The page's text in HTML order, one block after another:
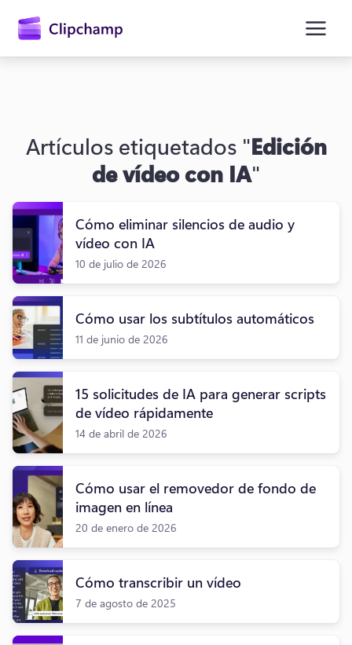
principal
Iniciar sesión
Artículos etiquetados "Edición
de vídeo con IA"
Cómo eliminar silencios de audio y
vídeo con IA
10 de julio de 2026
Cómo usar los subtítulos automáticos
11 de junio de 2026
15 solicitudes de IA para generar scripts
de vídeo rápidamente
14 de abril de 2026
Cómo usar el removedor de fondo de
imagen en línea
20 de enero de 2026
Cómo transcribir un vídeo
7 de agosto de 2025